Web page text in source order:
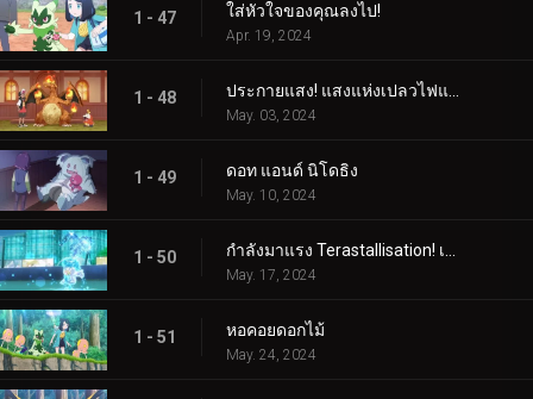
1 - 47 ใส่หัวใจของคุณลงไป!
Apr. 19, 2024
1 - 48
May. 03, 2024
1 - 49 ดอท แอนด์ นิโดธิง
May. 10, 2024
1 - 50
May. 17, 2024
1 - 51 หอคอยดอกไม้
May. 24, 2024